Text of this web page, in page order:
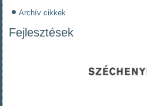
Archív cikkek
Fejlesztések